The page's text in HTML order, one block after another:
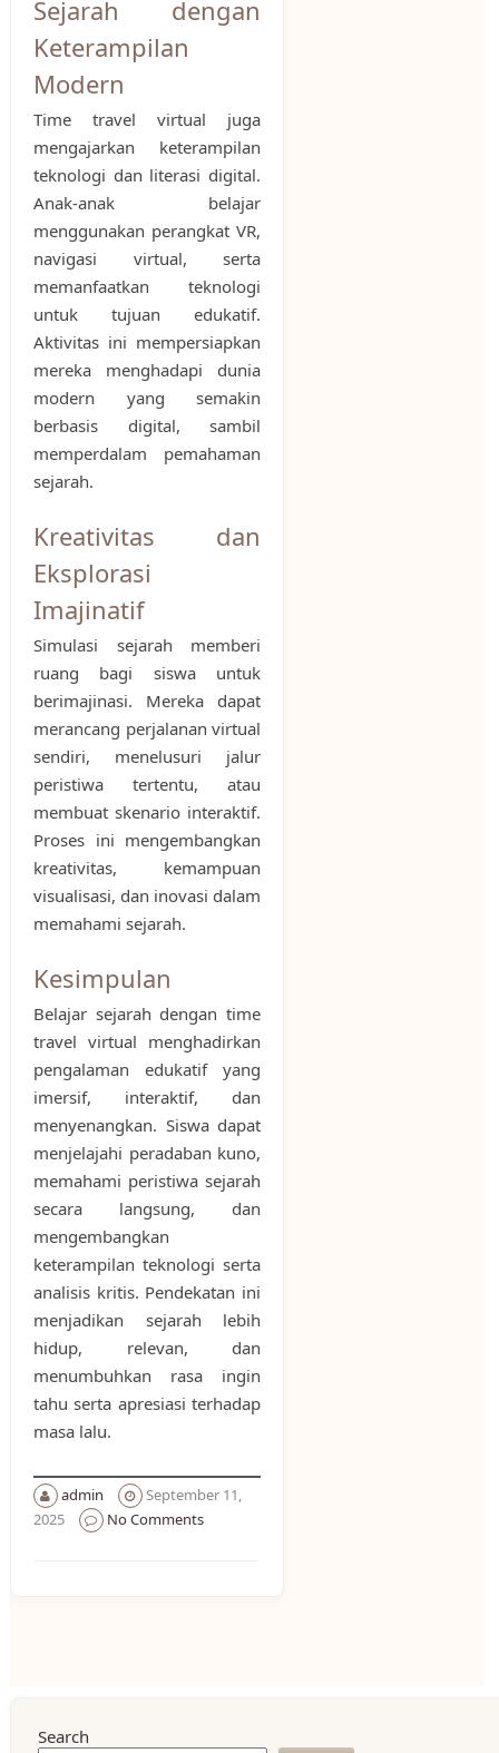
Sejarah dengan
Keterampilan
Modern
Time travel virtual juga
mengajarkan keterampilan
teknologi dan literasi digital.
Anak-anak belajar
menggunakan perangkat VR,
navigasi virtual, serta
memanfaatkan teknologi
untuk tujuan edukatif.
Aktivitas ini mempersiapkan
mereka menghadapi dunia
modern yang semakin
berbasis digital, sambil
memperdalam pemahaman
sejarah.
Kreativitas dan
Eksplorasi
Imajinatif
Simulasi sejarah memberi
ruang bagi siswa untuk
berimajinasi. Mereka dapat
merancang perjalanan virtual
sendiri, menelusuri jalur
peristiwa tertentu, atau
membuat skenario interaktif.
Proses ini mengembangkan
kreativitas, kemampuan
visualisasi, dan inovasi dalam
memahami sejarah.
Kesimpulan
Belajar sejarah dengan time
travel virtual menghadirkan
pengalaman edukatif yang
imersif, interaktif, dan
menyenangkan. Siswa dapat
menjelajahi peradaban kuno,
memahami peristiwa sejarah
secara langsung, dan
mengembangkan
keterampilan teknologi serta
analisis kritis. Pendekatan ini
menjadikan sejarah lebih
hidup, relevan, dan
menumbuhkan rasa ingin
tahu serta apresiasi terhadap
masa lalu.
admin
September 11,
2025
No Comments
Search